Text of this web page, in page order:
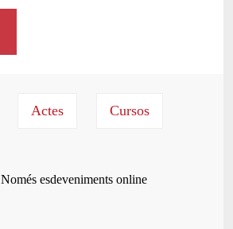
Només esdeveniments online